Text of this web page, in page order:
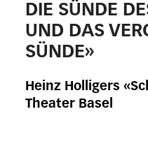
DIE SÜNDE
UND DAS
SÜNDE»
Heinz Holligers
Theater Basel